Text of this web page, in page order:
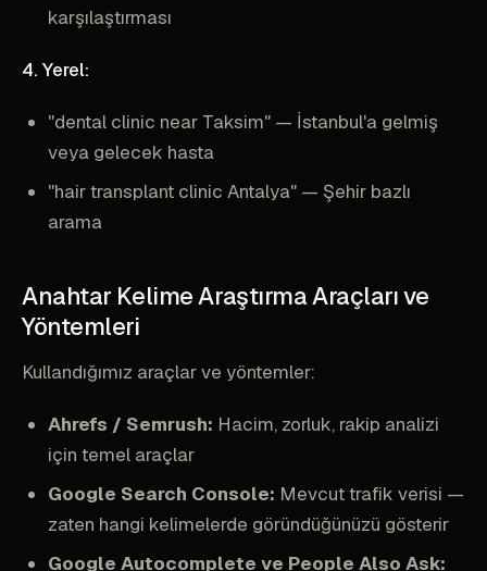
karşılaştırması
4. Yerel:
"dental clinic near Taksim" — İstanbul'a gelmiş
veya gelecek hasta
"hair transplant clinic Antalya" — Şehir bazlı
arama
Anahtar Kelime Araştırma Araçları ve
Yöntemleri
Kullandığımız araçlar ve yöntemler:
Ahrefs / Semrush: Hacim, zorluk, rakip analizi
için temel araçlar
Google Search Console: Mevcut trafik verisi —
zaten hangi kelimelerde göründüğünüzü gösterir
Google Autocomplete ve People Also Ask: